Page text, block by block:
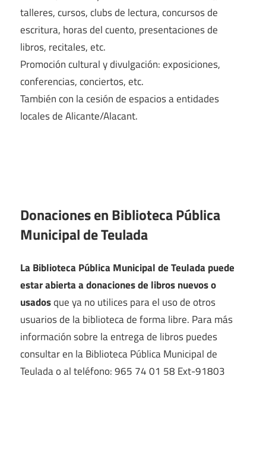
talleres, cursos, clubs de lectura, concursos de
escritura, horas del cuento, presentaciones de
libros, recitales, etc.
Promoción cultural y divulgación: exposiciones,
conferencias, conciertos, etc.
También con la cesión de espacios a entidades
locales de Alicante/Alacant.
Donaciones en Biblioteca Pública
Municipal de Teulada
La Biblioteca Pública Municipal de Teulada puede
estar abierta a donaciones de libros nuevos o
usadosque ya no utilices para el uso de otros
usuarios de la biblioteca de forma libre. Para más
información sobre la entrega de libros puedes
consultar en la Biblioteca Pública Municipal de
Teulada o al teléfono: 965 74 01 58 Ext-91803